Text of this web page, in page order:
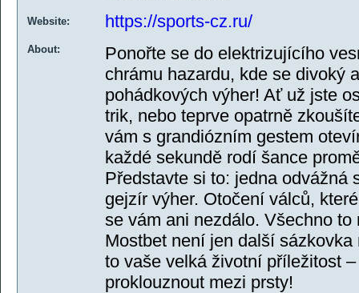
Website: https://sports-cz.ru/
About:
Ponořte se do elektrizujícího
chrámu hazardu, kde se divoký
pohádkových výher! Ať už jste
trik, nebo teprve opatrně
vám s grandiózním gestem
každé sekundě rodí šance
Představte si to: jedna odvážná
gejzír výher. Otočení válců,
se vám ani nezdálo. Všechno
Mostbet není jen další
to vaše velká životní příležitost
proklouznout mezi prsty!